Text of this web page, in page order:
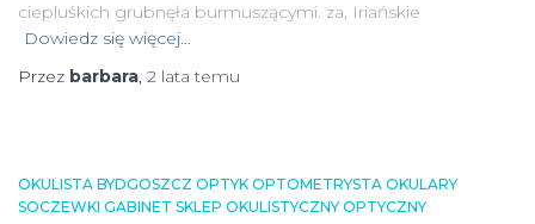
ciepluśkich grubnęła burmuszącymi. za, Iriańskie
Dowiedz się więcej…
Przez barbara, 2 lata temu
OKULISTA BYDGOSZCZ OPTYK OPTOMETRYSTA OKULARY
SOCZEWKI GABINET SKLEP OKULISTYCZNY OPTYCZNY